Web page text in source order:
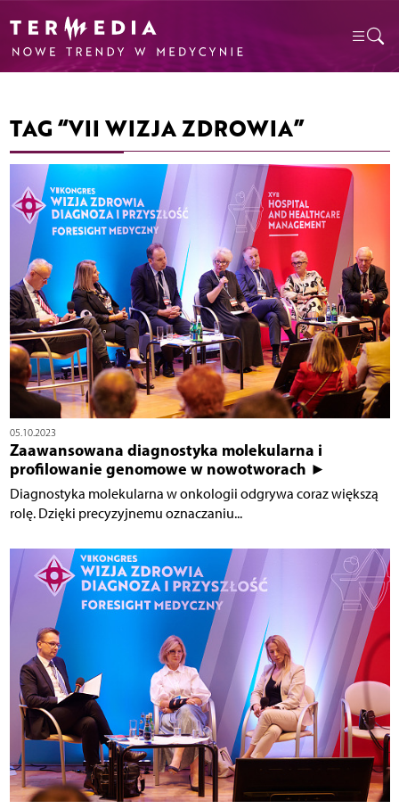
TAG “VII WIZJA ZDROWIA”
05.10.2023
Zaawansowana diagnostyka molekularna i
profilowanie genomowe w nowotworach ►
Diagnostyka molekularna w onkologii odgrywa coraz większą
rolę. Dzięki precyzyjnemu oznaczaniu...